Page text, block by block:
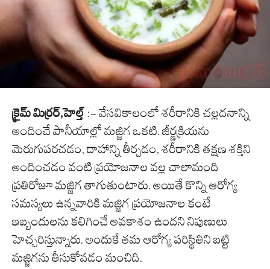
క్రైమ్ మిర్రర్,హెల్త్ :- వేసవికాలంలో శరీరానికి చల్లదనాన్ని
అందించే పానీయాల్లో మజ్జిగ ఒకటి. జీర్ణక్రియను
మెరుగుపరచడం, దాహాన్ని తీర్చడం, శరీరానికి తక్షణ శక్తిని
అందించడం వంటి ప్రయోజనాల వల్ల చాలామంది
ప్రతిరోజూ మజ్జిగ తాగుతుంటారు. అయితే కొన్ని ఆరోగ్య
సమస్యలు ఉన్నవారికి మజ్జిగ ప్రయోజనాల కంటే
ఇబ్బందులను కలిగించే అవకాశం ఉందని నిపుణులు
హెచ్చరిస్తున్నారు. అందుకే తమ ఆరోగ్య పరిస్థితిని బట్టి
మజ్జిగను తీసుకోవడం మంచిది.